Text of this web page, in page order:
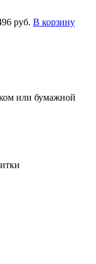
руб. В корзину
или бумажной